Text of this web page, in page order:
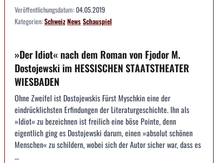
Veröffentlichungsdatum:04.05.2019
Kategorien:SchweizNewsSchauspiel
»Der Idiot« nach dem Roman von Fjodor M.
Dostojewski im HESSISCHEN STAATSTHEATER
WIESBADEN
Ohne Zweifel ist Dostojewskis Fürst Myschkin eine der
eindrücklichsten Erfindungen der Literaturgeschichte. Ihn als
»Idiot« zu bezeichnen ist freilich eine böse Pointe, denn
eigentlich ging es Dostojewski darum, einen »absolut schönen
Menschen« zu schildern, wobei sich der Autor sicher war, dass es
...